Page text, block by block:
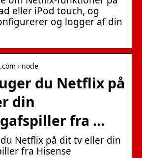
eller iPod touch, og
og logger af din
› node
du Netflix på
din
fra …
Netflix på dit tv eller din
fra Hisense